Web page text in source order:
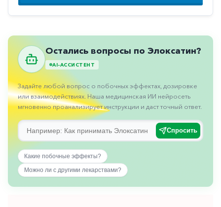
Противовоспалительные
Противоопухолевые
Противоподагрические
Противорвотные
Противоэпилептические
Прочее
Пульмонология
Сердечные
Сосудистые
Тромбозы
Остались вопросы по Элоксатин?
AI-АССИСТЕНТ
Задайте любой вопрос о побочных эффектах, дозировке
или взаимодействиях. Наша медицинская ИИ нейросеть
мгновенно проанализирует инструкции и даст точный ответ.
Спросить
Какие побочные эффекты?
Можно ли с другими лекарствами?